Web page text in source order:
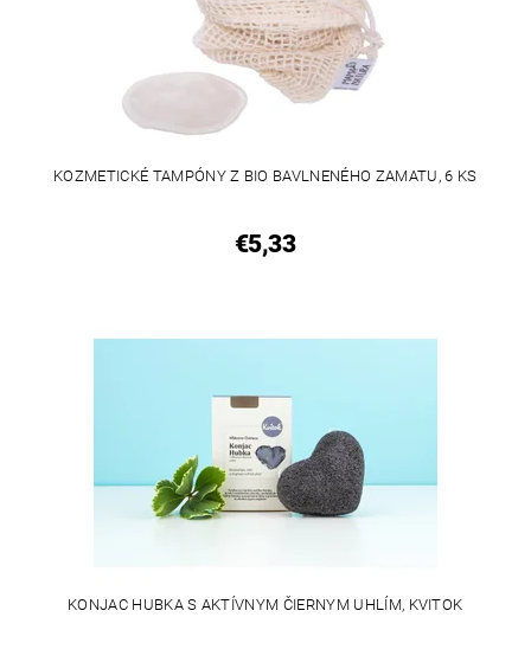
KOZMETICKÉ TAMPÓNY Z BIO BAVLNENÉHO ZAMATU, 6 KS
€5,33
KONJAC HUBKA S AKTÍVNYM ČIERNYM UHLÍM, KVITOK